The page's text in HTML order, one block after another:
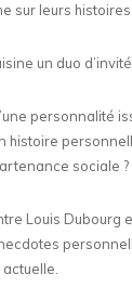
sur leurs
un duo
personnalité
sociale
Louis Dubourg